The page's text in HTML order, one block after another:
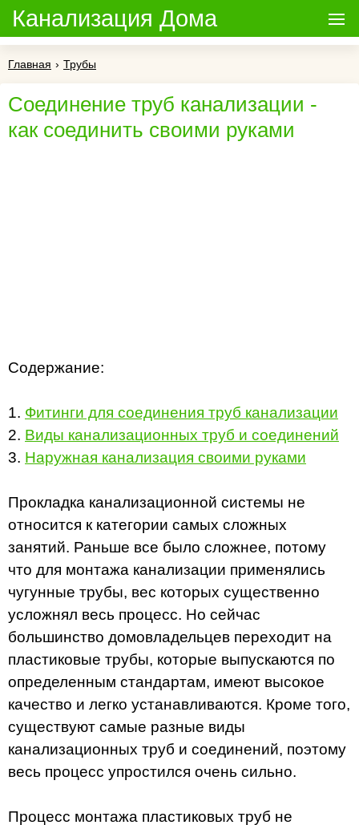
Канализация Дома
Главная › Трубы
Соединение труб канализации -
как соединить своими руками
Содержание:
1. Фитинги для соединения труб канализации
2. Виды канализационных труб и соединений
3. Наружная канализация своими руками
Прокладка канализационной системы не
относится к категории самых сложных
занятий. Раньше все было сложнее, потому
что для монтажа канализации применялись
чугунные трубы, вес которых существенно
усложнял весь процесс. Но сейчас
большинство домовладельцев переходит на
пластиковые трубы, которые выпускаются по
определенным стандартам, имеют высокое
качество и легко устанавливаются. Кроме того,
существуют самые разные виды
канализационных труб и соединений, поэтому
весь процесс упростился очень сильно.
Процесс монтажа пластиковых труб не